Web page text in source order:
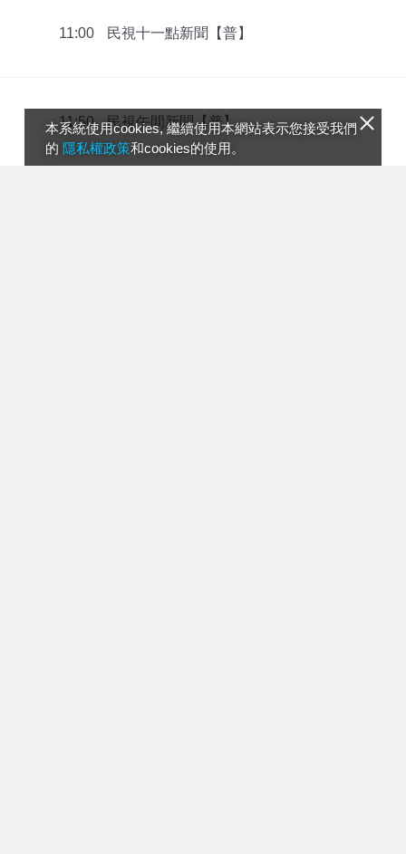
本系統使用cookies, 繼續使用本網站表示您接受我們
的 隱私權政策和cookies的使用。
11:00 民視十一點新聞【普】
11:50 民視午間新聞【普】